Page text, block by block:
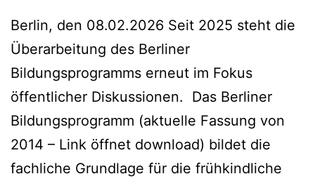
Berlin, den 08.02.2026 Seit 2025 steht die
Überarbeitung des Berliner
Bildungsprogramms erneut im Fokus
öffentlicher Diskussionen. Das Berliner
Bildungsprogramm (aktuelle Fassung von
2014 – Link öffnet download) bildet die
fachliche Grundlage für die frühkindliche